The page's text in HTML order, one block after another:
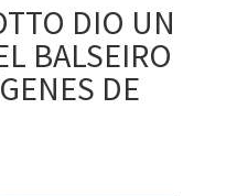
DIO UN
BALSEIRO
DE